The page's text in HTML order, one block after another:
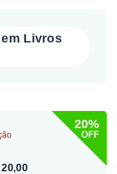
Livros
20%
OFF